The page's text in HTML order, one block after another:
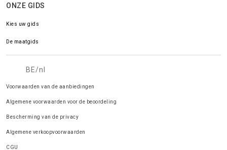
ONZE GIDS
Kies uw gids
De maatgids
BE/nl
Voorwaarden van de aanbiedingen
Algemene voorwaarden voor de beoordeling
Bescherming van de privacy
Algemene verkoopvoorwaarden
CGU